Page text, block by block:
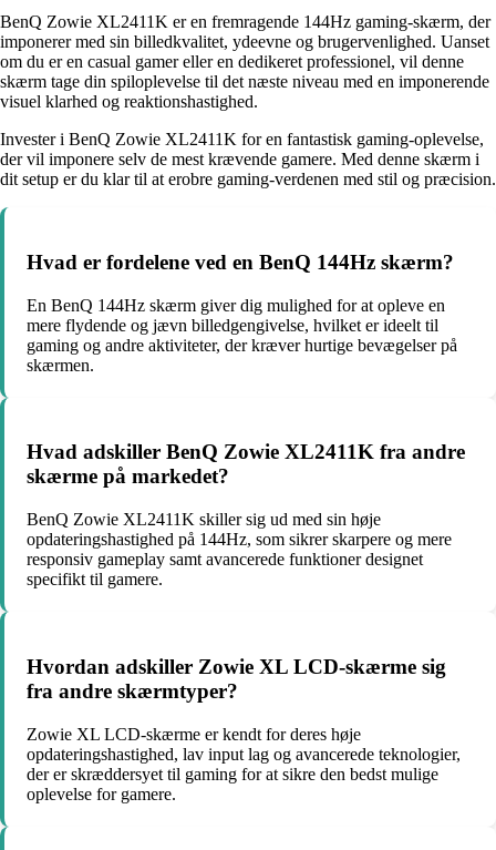
BenQ Zowie XL2411K er en fremragende 144Hz gaming-skærm, der
imponerer med sin billedkvalitet, ydeevne og brugervenlighed. Uanset
om du er en casual gamer eller en dedikeret professionel, vil denne
skærm tage din spiloplevelse til det næste niveau med en imponerende
visuel klarhed og reaktionshastighed.
Invester i BenQ Zowie XL2411K for en fantastisk gaming-oplevelse,
der vil imponere selv de mest krævende gamere. Med denne skærm i
dit setup er du klar til at erobre gaming-verdenen med stil og præcision.
Hvad er fordelene ved en BenQ 144Hz skærm?
En BenQ 144Hz skærm giver dig mulighed for at opleve en
mere flydende og jævn billedgengivelse, hvilket er ideelt til
gaming og andre aktiviteter, der kræver hurtige bevægelser på
skærmen.
Hvad adskiller BenQ Zowie XL2411K fra andre
skærme på markedet?
BenQ Zowie XL2411K skiller sig ud med sin høje
opdateringshastighed på 144Hz, som sikrer skarpere og mere
responsiv gameplay samt avancerede funktioner designet
specifikt til gamere.
Hvordan adskiller Zowie XL LCD-skærme sig
fra andre skærmtyper?
Zowie XL LCD-skærme er kendt for deres høje
opdateringshastighed, lav input lag og avancerede teknologier,
der er skræddersyet til gaming for at sikre den bedst mulige
oplevelse for gamere.